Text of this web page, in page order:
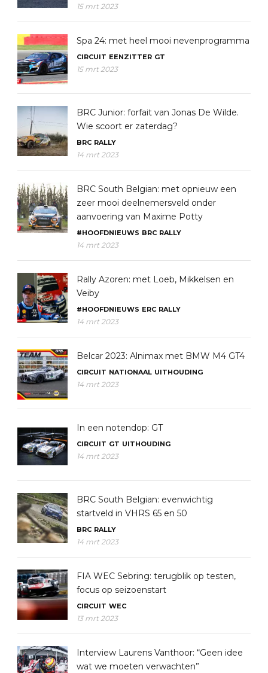
15 mrt 2023
Spa 24: met heel mooi nevenprogramma
CIRCUIT EENZITTER GT
15 mrt 2023
BRC Junior: forfait van Jonas De Wilde.
Wie scoort er zaterdag?
BRC RALLY
14 mrt 2023
BRC South Belgian: met opnieuw een
zeer mooi deelnemersveld onder
aanvoering van Maxime Potty
#HOOFDNIEUWS BRC RALLY
14 mrt 2023
Rally Azoren: met Loeb, Mikkelsen en
Veiby
#HOOFDNIEUWS ERC RALLY
14 mrt 2023
Belcar 2023: Alnimax met BMW M4 GT4
CIRCUIT NATIONAAL UITHOUDING
14 mrt 2023
In een notendop: GT
CIRCUIT GT UITHOUDING
14 mrt 2023
BRC South Belgian: evenwichtig
startveld in VHRS 65 en 50
BRC RALLY
14 mrt 2023
FIA WEC Sebring: terugblik op testen,
focus op seizoenstart
CIRCUIT WEC
13 mrt 2023
Interview Laurens Vanthoor: “Geen idee
wat we moeten verwachten”